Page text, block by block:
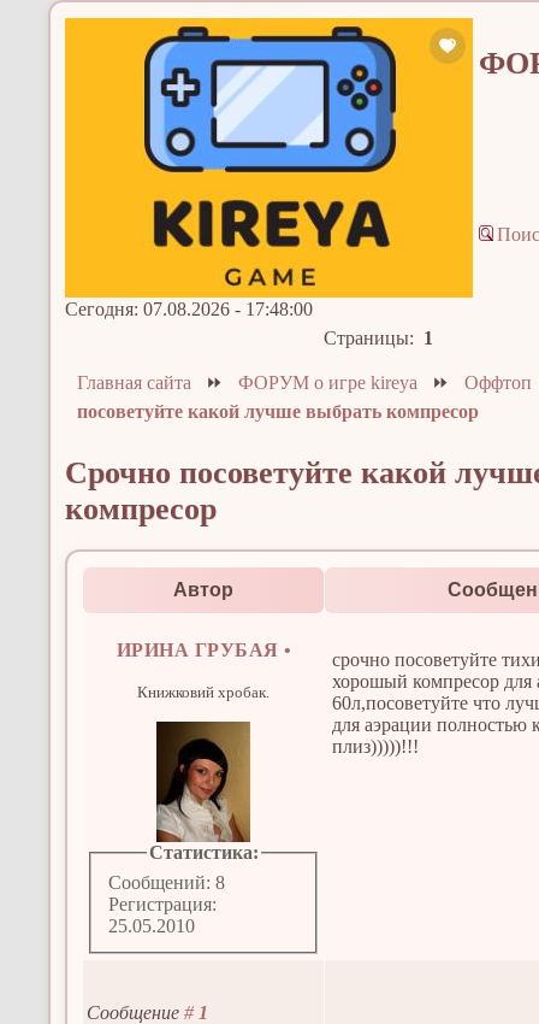
Сегодня: 07.08.2026 - 17:48:00
Страницы: 1
Главная сайта ⏩ФОРУМ о игре kireya ⏩Оффтоп
посоветуйте какой лучше выбрать компресор
Срочно посоветуйте какой
компресор
Автор
ИРИНА ГРУБАЯ •
Книжковий хробак.
Статистика:
Сообщений: 8
Регистрация:
25.05.2010
срочно посоветуйте
хорошый компресор для
60л,посоветуйте что
для аэрации полностью
плиз)))))!!!
Сообщение# 1